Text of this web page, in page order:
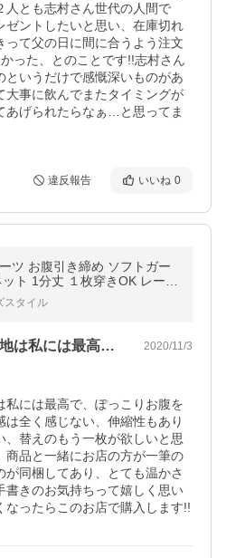
人とも志村さん世代の人間で
ゼントしたいと思い、在庫切れ
って父の日に間に合うよう注文
った、とのことです!!志村さん
というだけで感慨深いものがあ
大事に飲んでまたタイミングが
あげられたらなぁ…と思ってま
違反報告 いいね 0
ツ お腹引き締め ソフトガー
ト 1分丈 １枚穿きOK レース
りショーツ レデイース Liz-S
スタイル
リピ買いです。履き心地は私には最高で、… 2020/11/3
私には最高で、ぽっこりお腹を
全く感じない、伸縮性もあり
、替えのもう一枚が欲しいと思
商品と一緒にお店の方が一筆の
同梱してあり、とても温かさ
書きのお気持ちって嬉しく思い
なったらこのお店で購入します!!